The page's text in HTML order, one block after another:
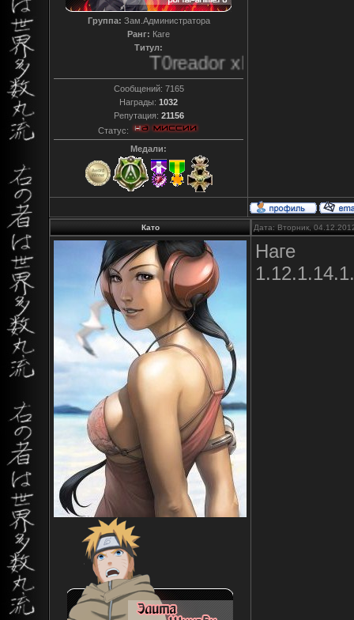
Группа: Зам.Администратора
Ранг: Каге
Титул:
T0reador xD
Сообщений: 7165
Награды: 1032
Репутация: 21156
Статус:
Медали:
Като Дата: Вторник,
Наге